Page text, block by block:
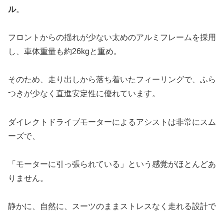
ル。
フロントからの揺れが少ない太めのアルミフレームを採用
し、車体重量も約26kgと重め。
そのため、走り出しから落ち着いたフィーリングで、ふら
つきが少なく直進安定性に優れています。
ダイレクトドライブモーターによるアシストは非常にスム
ーズで、
「モーターに引っ張られている」という感覚がほとんどあ
りません。
静かに、自然に、スーツのままストレスなく走れる設計で